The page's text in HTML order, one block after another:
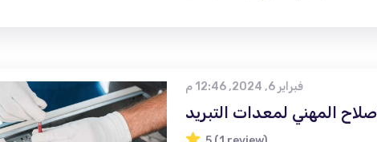
فبراير 6, 2024, 12:46 م
المهني لمعدات التبريد